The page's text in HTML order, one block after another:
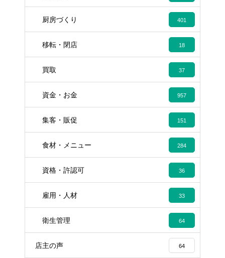
厨房づくり 401
移転・閉店 18
買取 37
資金・お金 957
集客・販促 151
食材・メニュー 284
資格・許認可 36
雇用・人材 33
衛生管理 64
店主の声 64